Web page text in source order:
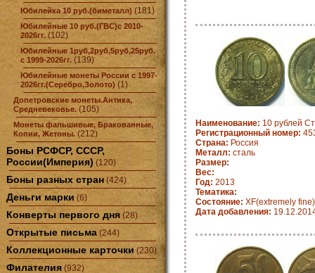
Юбилейка 10 руб.(биметалл) (181)
Юбилейные 10 руб.(ГВС)с 2010-
2026гг. (102)
Юбилейные 1руб,2руб,5руб,25руб.
с 1999-2026гг. (139)
Юбилейные монеты России с 1997-
2026гг.(Серебро,Золото) (1)
Допетровские монеты.Антика,
Средневековье. (105)
Монеты фальшивые, Бракованные,
Копии, Жетоны. (212)
Боны РСФСР, СССР,
России(Империя) (120)
Боны разных стран (424)
Деньги марки (6)
Конверты первого дня (28)
Открытые письма (244)
Коллекционные карточки (230)
Филателия (932)
Наименование: 10 рублей
Регистрационный номер:
Страна: Россия
Металл: сталь
Размер:
Вес:
Год: 2013
Тематика:
Состояние: XF(extremely fine)
Дата добавления: